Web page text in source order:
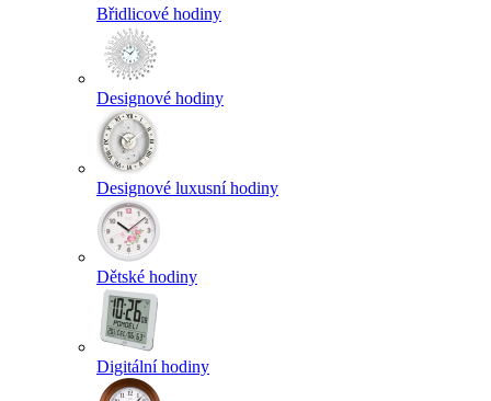
Břidlicové hodiny
Designové hodiny
Designové luxusní hodiny
Dětské hodiny
Digitální hodiny